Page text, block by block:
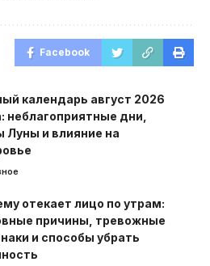
Facebook
календарь август 2026
неблагоприятные дни,
Луны и влияние на
отекает лицо по утрам:
причины, тревожные
и способы убрать